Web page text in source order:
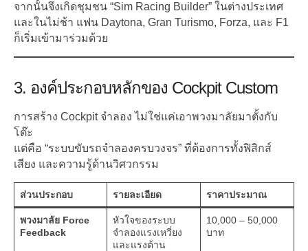
จากนั้นจึงเกิดชุมชน “Sim Racing Builder” ในต่างประเทศ
และในไม่ช้า แฟน Daytona, Gran Turismo, Forza, และ F1
ก็เริ่มเข้ามาร่วมด้วย
3. องค์ประกอบหลักของ Cockpit Custom
การสร้าง Cockpit จำลอง ไม่ใช่แค่เอาพวงมาลัยมาตั้งกับ
โต๊ะ
แต่คือ “ระบบขับรถจำลองครบวงจร” ที่ต้องการทั้งฟิสิกส์
เสียง และความรู้ด้านวิศวกรรม
ส่วนประกอบ รายละเอียด ราคาประมาณ
พวงมาลัย Force
Feedback
หัวใจของระบบ
จำลองแรงเหวี่ยง
และแรงต้าน
10,000 – 50,000
บาท